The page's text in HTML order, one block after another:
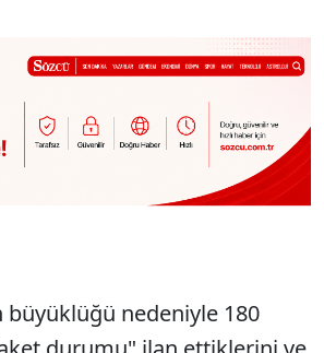
büyüklüğü nedeniyle 180